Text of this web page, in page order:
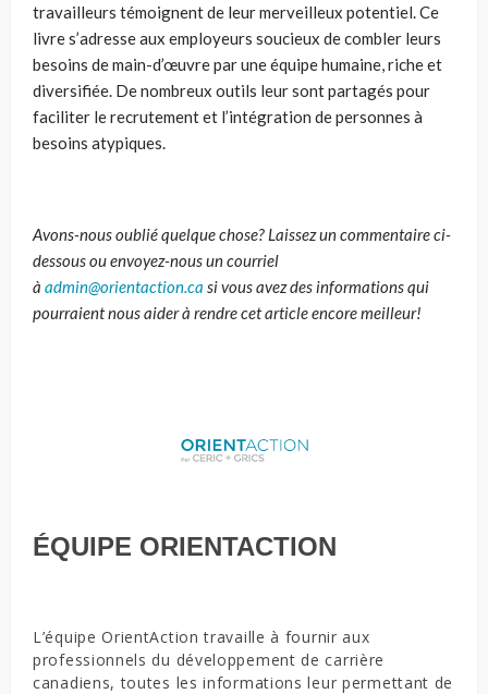
travailleurs témoignent de leur merveilleux potentiel. Ce
livre s’adresse aux employeurs soucieux de combler leurs
besoins de main-d’œuvre par une équipe humaine, riche et
diversifiée. De nombreux outils leur sont partagés pour
faciliter le recrutement et l’intégration de personnes à
besoins atypiques.
Avons-nous oublié quelque chose? Laissez un commentaire ci-
dessous ou envoyez-nous un courriel
à admin@orientaction.ca si vous avez des informations qui
pourraient nous aider à rendre cet article encore meilleur!
ÉQUIPE ORIENTACTION
L’équipe OrientAction travaille à fournir aux
professionnels du développement de carrière
canadiens, toutes les informations leur permettant de